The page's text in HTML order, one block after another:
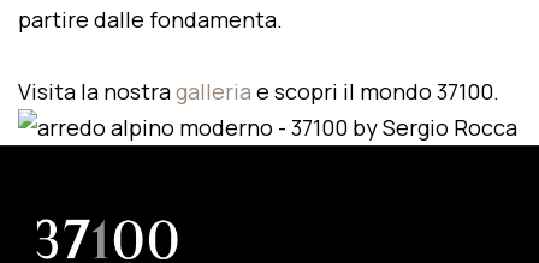
partire dalle fondamenta.
Visita la nostragalleria e scopri il mondo 37100.